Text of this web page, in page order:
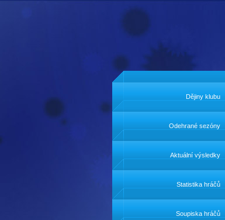
Dějiny klubu
Odehrané sezóny
Aktuální výsledky
Statistika hráčů
Soupiska hráčů